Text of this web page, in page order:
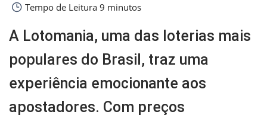
Tempo de Leitura 9 minutos
A Lotomania, uma das loterias mais
populares do Brasil, traz uma
experiência emocionante aos
apostadores. Com preços